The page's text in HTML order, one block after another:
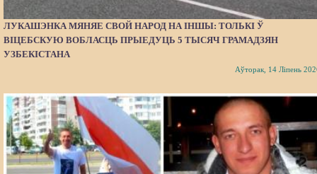
ЛУКАШЭНКА МЯНЯЕ СВОЙ НАРОД НА ІНШЫ: ТОЛЬКІ Ў
ВІЦЕБСКУЮ ВОБЛАСЦЬ ПРЫЕДУЦЬ 5 ТЫСЯЧ ГРАМАДЗЯН
УЗБЕКІСТАНА
Аўторак, 14 Ліпень